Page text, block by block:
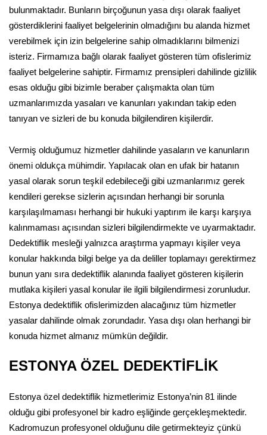
bulunmaktadır. Bunların birçoğunun yasa dışı olarak faaliyet
gösterdiklerini faaliyet belgelerinin olmadığını bu alanda hizmet
verebilmek için izin belgelerine sahip olmadıklarını bilmenizi
isteriz. Firmamıza bağlı olarak faaliyet gösteren tüm ofislerimiz
faaliyet belgelerine sahiptir. Firmamız prensipleri dahilinde gizlilik
esas olduğu gibi bizimle beraber çalışmakta olan tüm
uzmanlarımızda yasaları ve kanunları yakından takip eden
tanıyan ve sizleri de bu konuda bilgilendiren kişilerdir.
Vermiş olduğumuz hizmetler dahilinde yasaların ve kanunların
önemi oldukça mühimdir. Yapılacak olan en ufak bir hatanın
yasal olarak sorun teşkil edebileceği gibi uzmanlarımız gerek
kendileri gerekse sizlerin açısından herhangi bir sorunla
karşılaşılmaması herhangi bir hukuki yaptırım ile karşı karşıya
kalınmaması açısından sizleri bilgilendirmekte ve uyarmaktadır.
Dedektiflik mesleği yalnızca araştırma yapmayı kişiler veya
konular hakkında bilgi belge ya da deliller toplamayı gerektirmez
bunun yanı sıra dedektiflik alanında faaliyet gösteren kişilerin
mutlaka kişileri yasal konular ile ilgili bilgilendirmesi zorunludur.
Estonya dedektiflik ofislerimizden alacağınız tüm hizmetler
yasalar dahilinde olmak zorundadır. Yasa dışı olan herhangi bir
konuda hizmet almanız mümkün değildir.
ESTONYA ÖZEL DEDEKTİFLİK
Estonya özel dedektiflik hizmetlerimiz Estonya’nin 81 ilinde
olduğu gibi profesyonel bir kadro eşliğinde gerçekleşmektedir.
Kadromuzun profesyonel olduğunu dile getirmekteyiz çünkü